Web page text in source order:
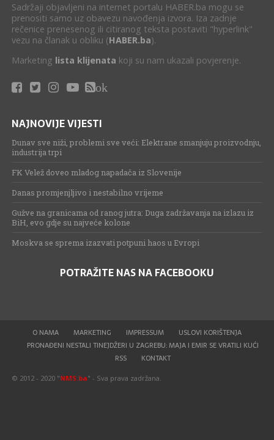
Sadržaji objavljeni na internet portalu HABER.ba mogu se
prenositi samo uz obavezu navođenja izvora. Iza zadnje
rečenice prenesenog ili citiranog teksta postaviti "hyperlink"
vezu na članak u obliku (HABER.ba).
Marketing lista klijenata koji su nam ukazali povjerenje.
ok
NAJNOVIJE VIJESTI
Dunav sve niži, problemi sve veći: Elektrane smanjuju proizvodnju,
industrija trpi
FK Velež doveo mladog napadača iz Slovenije
Danas promjenjljivo i nestabilno vrijeme
Gužve na granicama od ranog jutra: Duga zadržavanja na izlazu iz
BiH, evo gdje su najveće kolone
Moskva se sprema izazvati potpuni haos u Evropi
POTRAŽITE NAS NA FACEBOOKU
O NAMA MARKETING IMPRESSUM
USLOVI KORIŠTENJA
PRONAĐENI NESTALI TINEJDŽERI U ZAGREBU: MAJA I EMIR SE VRATILI KUĆI
RSS
KONTAKT
© 2012 - 2020 "NMS.ba" - Sva prava zadržana.